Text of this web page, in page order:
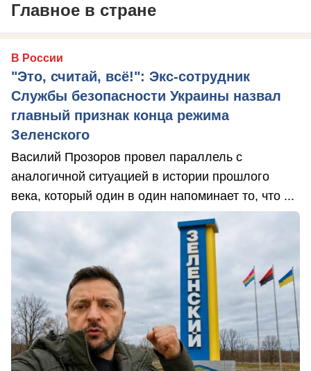
Главное в стране
В России
"Это, считай, всё!": Экс-сотрудник
Службы безопасности Украины назвал
главный признак конца режима
Зеленского
Василий Прозоров провел параллель с
аналогичной ситуацией в истории прошлого
века, который один в один напоминает то, что ...